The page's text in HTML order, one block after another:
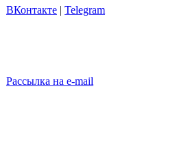
ВКонтакте | Telegram
Рассылка на e-mail